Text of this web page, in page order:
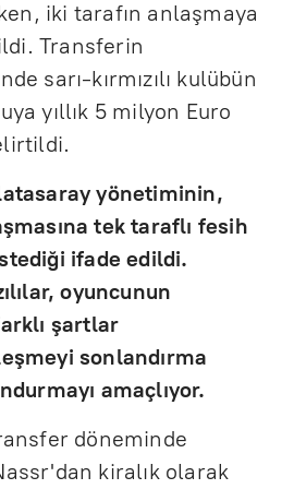
iki tarafın anlaşmaya
Transferin
sarı-kırmızılı kulübün
yıllık 5 milyon Euro
yönetiminin,
tek taraflı fesih
ifade edildi.
oyuncunun
şartlar
sonlandırma
amaçlıyor.
döneminde
kiralık olarak